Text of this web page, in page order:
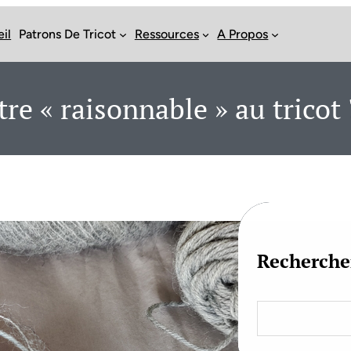
Patrons De Tricot Ressources A Propos
« raisonnable » au tricot
a